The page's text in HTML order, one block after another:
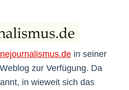
in seiner
zur Verfügung. Da
in wieweit sich das